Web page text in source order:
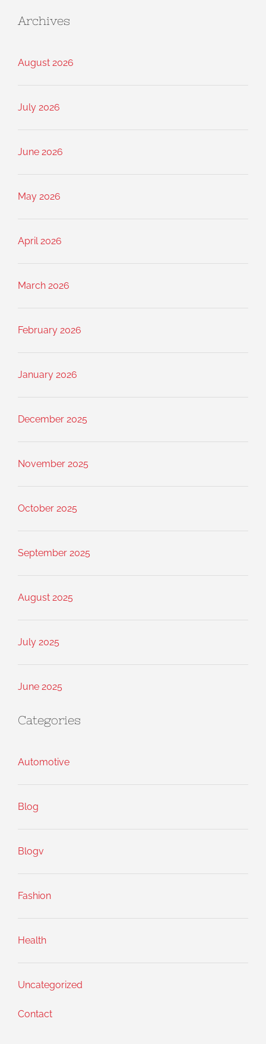
Archives
August 2026
July 2026
June 2026
May 2026
April 2026
March 2026
February 2026
January 2026
December 2025
November 2025
October 2025
September 2025
August 2025
July 2025
June 2025
Categories
Automotive
Blog
Blogv
Fashion
Health
Uncategorized
Contact